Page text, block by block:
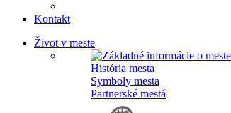
Kontakt
Život v meste
História mesta
Symboly mesta
Partnerské mestá